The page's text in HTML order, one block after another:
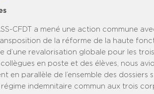
CFDT a mené une action commune
de la réforme de la haute
d’une revalorisation globale pour les
en poste et des élèves, nous
en parallèle de l’ensemble des dossiers
régime indemnitaire commun aux trois